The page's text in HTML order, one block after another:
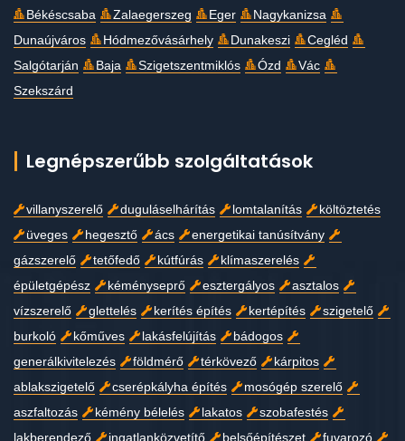
Békéscsaba
Zalaegerszeg Eger
Nagykanizsa
Dunaújváros
Hódmezővásárhely Dunakeszi
Cegléd
Salgótarján
Baja Szigetszentmiklós Ózd
Vác
Szekszárd
Legnépszerűbb szolgáltatások
villanyszerelő duguláselhárítás lomtalanítás
költöztetés
üveges
hegesztő ács
energetikai tanúsítvány
gázszerelő
tetőfedő kútfúrás
klímaszerelés
épületgépész
kéményseprő esztergályos
asztalos
vízszerelő
glettelés kerítés építés kertépítés
szigetelő
burkoló
kőműves lakásfelújítás
bádogos
generálkivitelezés
földmérő térkövező
kárpitos
ablakszigetelő
cserépkályha építés
mosógép szerelő
aszfaltozás
kémény bélelés lakatos
szobafestés
lakberendező
ingatlanközvetítő belsőépítészet fuvarozó